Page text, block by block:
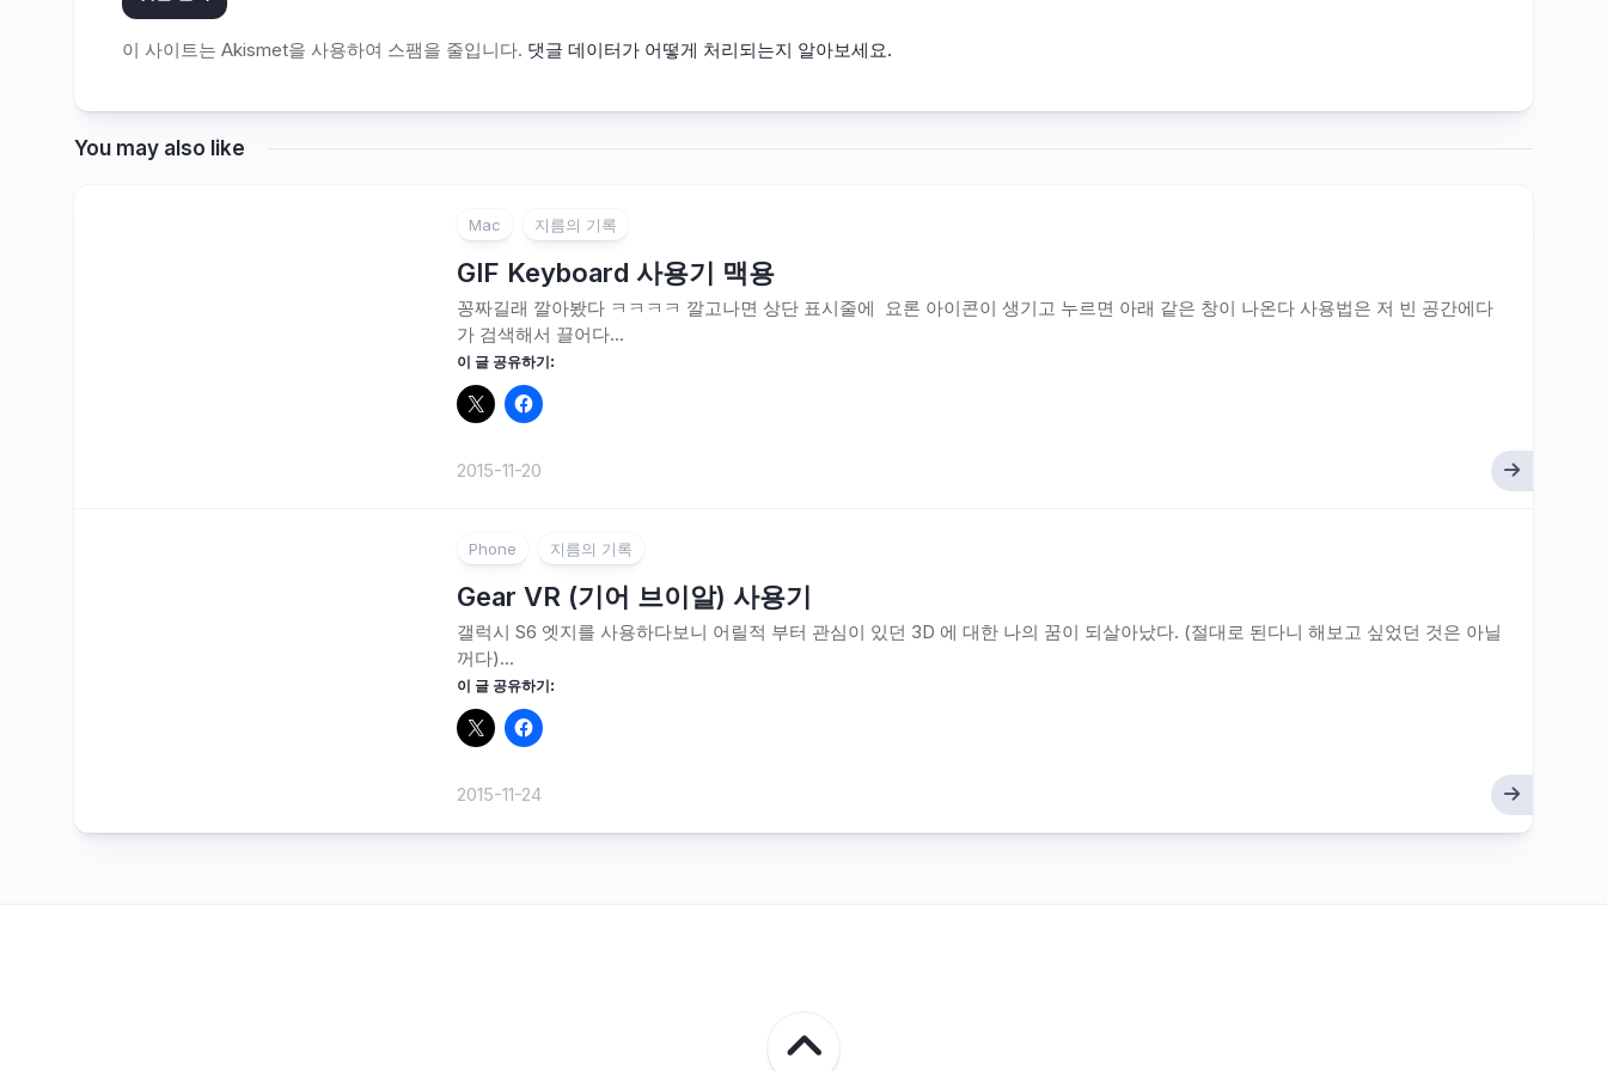
이 사이트는 Akismet을 사용하여 스팸을 줄입니다. 댓글 데이터가 어떻게 처리되는지 알아보세요.
You may also like
Mac 지름의 기록
GIF Keyboard 사용기 맥용
꽁짜길래 깔아봤다 ㅋㅋㅋㅋ 깔고나면 상단 표시줄에 요론 아이콘이 생기고 누르면 아래 같은 창이 나온다 사용법은 저 빈 공간에다
가 검색해서 끌어다...
이 글 공유하기:
2015-11-20
Phone 지름의 기록
Gear VR (기어 브이알) 사용기
갤럭시 S6 엣지를 사용하다보니 어릴적 부터 관심이 있던 3D 에 대한 나의 꿈이 되살아났다. (절대로 된다니 해보고 싶었던 것은 아닐
꺼다)...
이 글 공유하기:
2015-11-24